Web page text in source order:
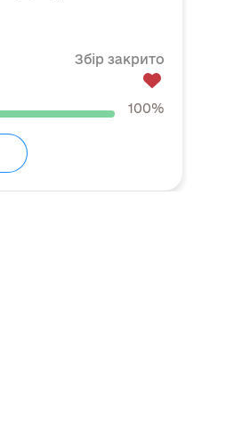
Збір закрито
100%